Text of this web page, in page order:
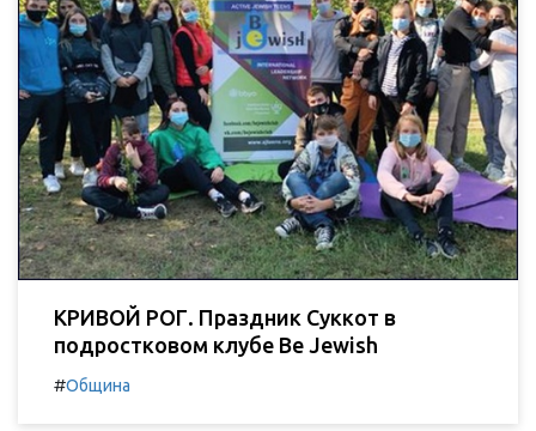
КРИВОЙ РОГ. Праздник Суккот в
подростковом клубе Be Jewish
#Община